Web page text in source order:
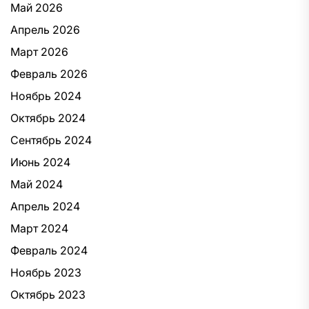
Май 2026
Апрель 2026
Март 2026
Февраль 2026
Ноябрь 2024
Октябрь 2024
Сентябрь 2024
Июнь 2024
Май 2024
Апрель 2024
Март 2024
Февраль 2024
Ноябрь 2023
Октябрь 2023